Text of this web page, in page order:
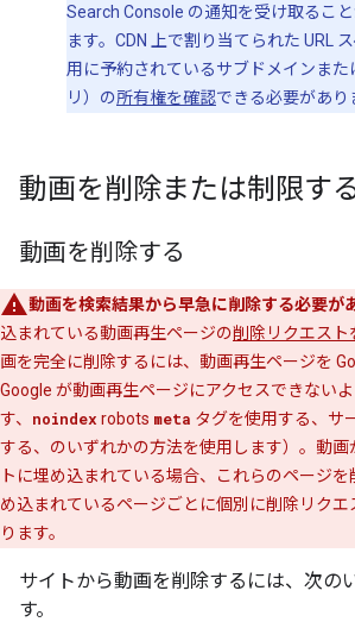
Search Console の通知を受け取るこ
ます。CDN 上で割り当てられた URL
用に予約されているサブドメインまた
リ）の所有権を確認できる必要があり
動画を削除または制限す
動画を削除する
動画を検索結果から早急に削除する必要が
込まれている動画再生ページの削除リクエスト
画を完全に削除するには、動画再生ページを
Google が動画再生ページにアクセスできない
す、 noindex robots meta タグを使用する、サ
する、のいずれかの方法を使用します）。動画
トに埋め込まれている場合、これらのページ
め込まれているページごとに個別に削除リク
ります。
サイトから動画を削除するには、次の
す。